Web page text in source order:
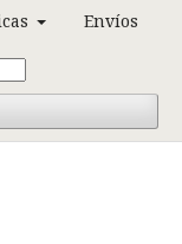
Envíos